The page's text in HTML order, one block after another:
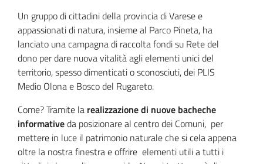
Un gruppo di cittadini della provincia di Varese e
appassionati di natura, insieme al Parco Pineta, ha
lanciato una campagna di raccolta fondi su Rete del
dono per dare nuova vitalità agli elementi unici del
territorio, spesso dimenticati o sconosciuti, dei PLIS
Medio Olona e Bosco del Rugareto.
Come? Tramite la realizzazione di nuove bacheche
informativeda posizionare al centro dei Comuni, per
mettere in luce il patrimonio naturale che si cela appena
oltre la nostra finestra e offrire elementi utili a tutti i